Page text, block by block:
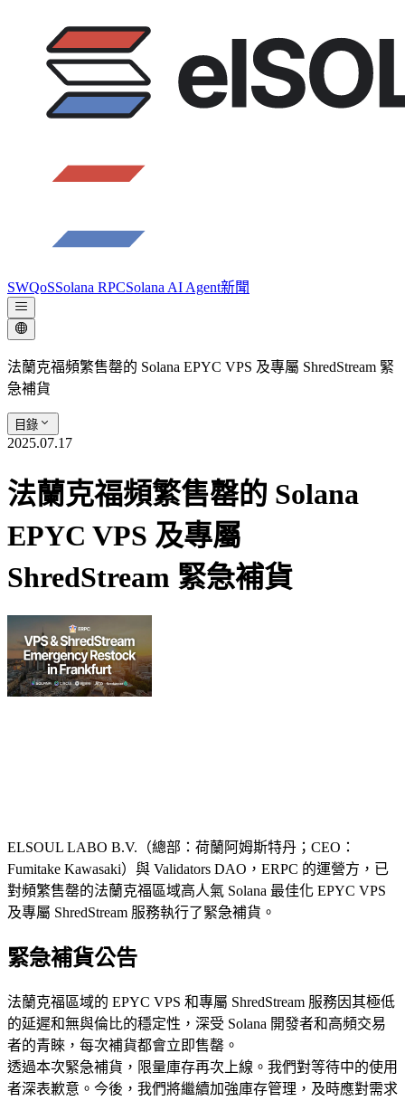
SWQoSSolana RPCSolana AI Agent新聞
法蘭克福頻繁售罄的 Solana EPYC VPS 及專屬 ShredStream 緊
急補貨
目錄
2025.07.17
法蘭克福頻繁售罄的 Solana
EPYC VPS 及專屬
ShredStream 緊急補貨
ELSOUL LABO B.V.（總部：荷蘭阿姆斯特丹；CEO：
Fumitake Kawasaki）與 Validators DAO，ERPC 的運營方，已
對頻繁售罄的法蘭克福區域高人氣 Solana 最佳化 EPYC VPS
及專屬 ShredStream 服務執行了緊急補貨。
緊急補貨公告
法蘭克福區域的 EPYC VPS 和專屬 ShredStream 服務因其極低
的延遲和無與倫比的穩定性，深受 Solana 開發者和高頻交易
者的青睞，每次補貨都會立即售罄。
透過本次緊急補貨，限量庫存再次上線。我們對等待中的使用
者深表歉意。今後，我們將繼續加強庫存管理，及時應對需求